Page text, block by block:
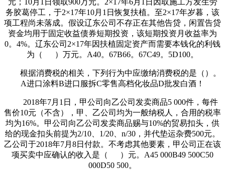
务胶葛停工，于2×17年10月1日恢复扶植。至2×17年岁暮，该
项工程尚未落成。假设辽东公司不存正在其他告贷，闲置告贷
资金均用于固定收益债券短期投资，该短期投资月收益率为
0。4%。辽东公司2×17年因扶植固定资产而需要本钱化的利钱
为（ ）万元。A40。67B66。67C49。5D100。
根据消费税的相关，下列行为中应缴纳消费税的是（）。
A进口涂料B进口服拆C零售高档化妆品D批发白酒！
2018年7月1日，甲公司向乙公司发卖商品5 000件，每件
售价10元（不含），甲、乙公司均为一般纳税人，合用的税率
均为16%。甲公司向乙公司发卖商品赐与10%的贸易扣头，供
给的现金扣头前提为2/10、1/20、n/30，并代垫运杂费500元。
乙公司于2018年7月8日付款。不考虑其他要素，甲公司正在该
项买卖中应确认的收入是（ ）元。A45 000B49 500C50
000D50 500。